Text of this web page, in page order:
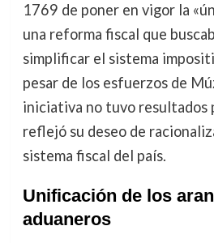
1769 de poner en vigor la
una reforma fiscal que
simplificar el sistema
pesar de los esfuerzos de
iniciativa no tuvo resultados
reflejó su deseo de
sistema fiscal del país.
Unificación de los
aduaneros